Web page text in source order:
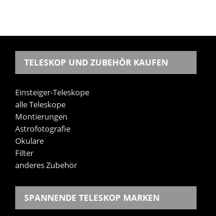
TELESKOP UND ZUBEHÖR KAUFEN
Einsteiger-Teleskope
alle Teleskope
Montierungen
Astrofotografie
Okulare
Filter
anderes Zubehör
SPANNENDE TELESKOP MARKEN